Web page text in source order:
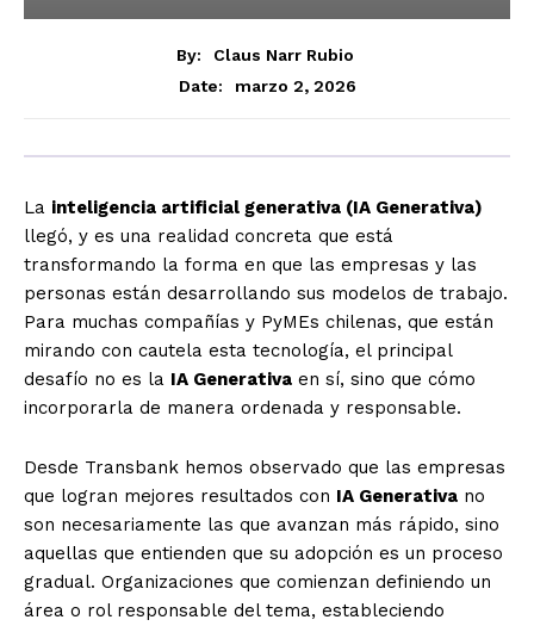
By:
Claus Narr Rubio
Date:
marzo 2, 2026
La inteligencia artificial generativa (IA Generativa)
llegó, y es una realidad concreta que está
transformando la forma en que las empresas y las
personas están desarrollando sus modelos de trabajo.
Para muchas compañías y PyMEs chilenas, que están
mirando con cautela esta tecnología, el principal
desafío no es la IA Generativa en sí, sino que cómo
incorporarla de manera ordenada y responsable.
Desde Transbank hemos observado que las empresas
que logran mejores resultados con IA Generativa no
son necesariamente las que avanzan más rápido, sino
aquellas que entienden que su adopción es un proceso
gradual. Organizaciones que comienzan definiendo un
área o rol responsable del tema, estableciendo